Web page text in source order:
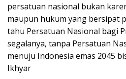
persatuan nasional bukan
maupun hukum yang bersipat
tahu Persatuan Nasional bagi
segalanya, tanpa Persatuan
menuju Indonesia emas 2045
Ikhyar